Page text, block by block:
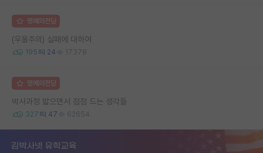
명예의전당
(우울주의) 실패에 대하여
195 24 17378
명예의전당
박사과정 밟으면서 점점 드는 생각들
327 47 62654